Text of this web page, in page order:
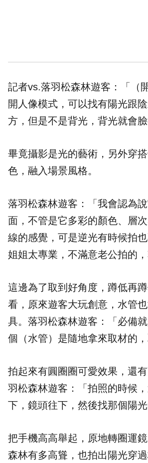
記者vs.落羽松森林遊客：「（
開人像模式，可以找有陽光跟
方，但是不是背光，背光就會臉
畢竟攝影是光的藝術，另外穿
色，融入場景風格。
落羽松森林遊客：「我會認為
面，不管是它多彩的顏色、層
線的感覺，可是逆光有時候拍
姐姐太專業，不滿意老公拍的，
這邊為了取到好角度，蹲低再
看，原來遊客大玩創意，水管
具。落羽松森林遊客：「必備
個（水管）是隨地拿來取材的，
拍起來有圓圈圈可愛效果，還
羽松森林遊客：「拍照的時候
下，鏡頭往下，然後找那個陽光
把手機高高舉起，原地轉圈運
森林有多高聳，也拍出陽光穿